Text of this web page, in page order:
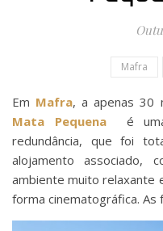
Mafra
Em Mafra, a apenas 30
Mata Pequenaé uma
redundância, que foi
alojamento associado,
ambiente muito relaxante
forma cinematográfica.